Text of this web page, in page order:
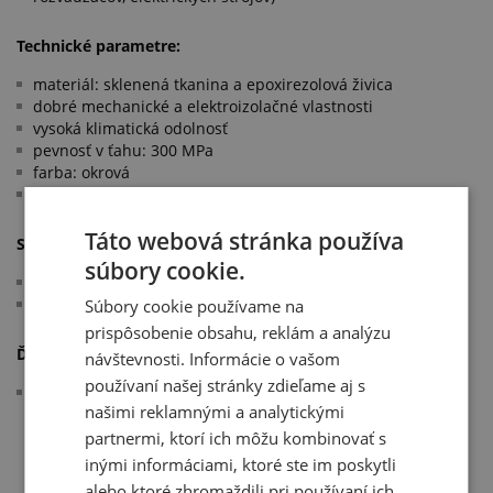
Technické parametre:
materiál: sklenená tkanina a epoxirezolová živica
dobré mechanické a elektroizolačné vlastnosti
vysoká klimatická odolnosť
pevnosť v ťahu: 300 MPa
farba: okrová
Spĺňa normy:
typ podľa DIN 7735: Hgw 2372
typ podľa DIN-EN 6089: EPGC201
Ďalšie informácie:
dodávame len na objednávku, uvedené ceny sú orientačné
a závisia od počtu objednaných kusov
Táto webová stránka používa
súbory cookie.
Súbory cookie používame na
prispôsobenie obsahu, reklám a analýzu
návštevnosti. Informácie o vašom
používaní našej stránky zdieľame aj s
našimi reklamnými a analytickými
partnermi, ktorí ich môžu kombinovať s
inými informáciami, ktoré ste im poskytli